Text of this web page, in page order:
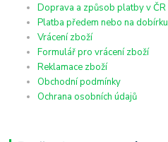
Doprava a způsob platby v ČR
Platba předem nebo na dobírku
Vrácení zboží
Formulář pro vrácení zboží
Reklamace zboží
Obchodní podmínky
Ochrana osobních údajů